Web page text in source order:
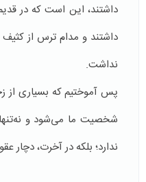
داشتند، این است که در
داشتند و مدام ترس از
نداشت.
پس آموختیم که بسیاری از
شخصیت ما می‌شود و نه‌تنها
ندارد؛ بلکه در آخرت، دچار